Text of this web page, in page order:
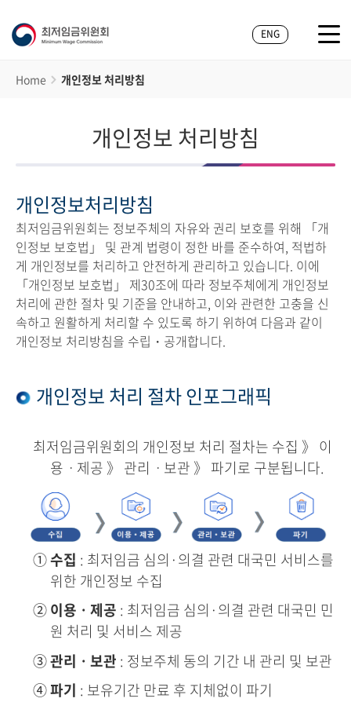
ENG
Home 개인정보 처리방침
개인정보 처리방침
개인정보처리방침
최저임금위원회는 정보주체의 자유와 권리 보호를 위해 「개
인정보 보호법」 및 관계 법령이 정한 바를 준수하여, 적법하
게 개인정보를 처리하고 안전하게 관리하고 있습니다. 이에
「개인정보 보호법」 제30조에 따라 정보주체에게 개인정보
처리에 관한 절차 및 기준을 안내하고, 이와 관련한 고충을 신
속하고 원활하게 처리할 수 있도록 하기 위하여 다음과 같이
개인정보 처리방침을 수립・공개합니다.
개인정보 처리 절차 인포그래픽
최저임금위원회의 개인정보 처리 절차는 수집 》 이
용ㆍ제공 》 관리ㆍ보관 》 파기로 구분됩니다.
①수집 : 최저임금 심의·의결 관련 대국민 서비스를
위한 개인정보 수집
② 이용ㆍ제공 : 최저임금 심의·의결 관련 대국민 민
원 처리 및 서비스 제공
③관리ㆍ보관 : 정보주체 동의 기간 내 관리 및 보관
④파기 : 보유기간 만료 후 지체없이 파기